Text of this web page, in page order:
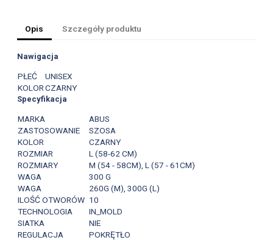
Opis Szczegóły produktu
Nawigacja
PŁEĆ
UNISEX
KOLORCZARNY
Specyfikacja
MARKA
ABUS
ZASTOSOWANIE
SZOSA
KOLOR
CZARNY
ROZMIAR
L (58-62 CM)
ROZMIARY
M (54 - 58CM), L (57 - 61CM)
WAGA
300 G
WAGA
260G (M), 300G (L)
ILOŚĆ OTWORÓW 10
TECHNOLOGIA
IN_MOLD
SIATKA
NIE
REGULACJA
POKRĘTŁO